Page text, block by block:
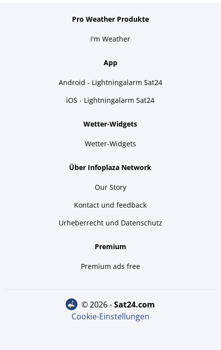
Pro Weather Produkte
I'm Weather
App
Android - Lightningalarm Sat24
iOS - Lightningalarm Sat24
Wetter-Widgets
Wetter-Widgets
Über Infoplaza Network
Our Story
Kontact und feedback
Urheberrecht und Datenschutz
Premium
Premium ads free
© 2026 - sat24.com
Cookie-Einstellungen